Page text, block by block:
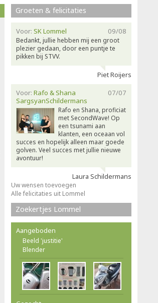
Groeten & felicitaties
09/08
Voor: SK Lommel
Bedankt, jullie hebben mij een groot
plezier gedaan, door een puntje te
pikken bij STVV.
Piet Roijers
07/07
Voor: Rafo & Shana
SargsyanSchildermans
Rafo en Shana, proficiat
met SecondWave! Op
een tsunami aan
klanten, een oceaan vol
succes en hopelijk alleen maar goede
golven. Veel succes met jullie nieuwe
avontuur!
Laura Schildermans
Uw wensen toevoegen
Alle felicitaties uit Lommel
Zoekertjes Lommel
Aangeboden
Beeld 'justitie'
Blender